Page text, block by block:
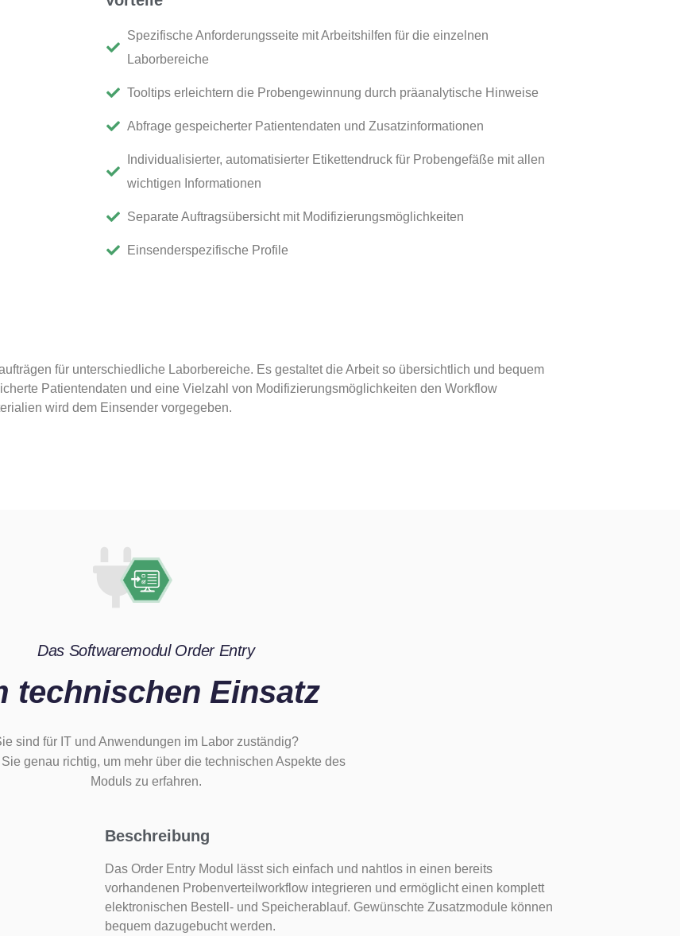
Spezifische Anforderungsseite mit Arbeitshilfen für die einzelnen
Laborbereiche
Tooltips erleichtern die Probengewinnung durch präanalytische Hinweise
Abfrage gespeicherter Patientendaten und Zusatzinformationen
Individualisierter, automatisierter Etikettendruck für Probengefäße mit allen
wichtigen Informationen
Separate Auftragsübersicht mit Modifizierungsmöglichkeiten
Einsenderspezifische Profile
für unterschiedliche Laborbereiche. Es gestaltet die Arbeit so übersichtlich und bequem
Patientendaten und eine Vielzahl von Modifizierungsmöglichkeiten den Workflow
wird dem Einsender vorgegeben.
Das Softwaremodul Order Entry
technischen Einsatz
sind für IT und Anwendungen im Labor zuständig?
genau richtig, um mehr über die technischen Aspekte des
Moduls zu erfahren.
Beschreibung
Das Order Entry Modul lässt sich einfach und nahtlos in einen bereits
vorhandenen Probenverteilworkflow integrieren und ermöglicht einen komplett
elektronischen Bestell- und Speicherablauf. Gewünschte Zusatzmodule können
bequem dazugebucht werden.